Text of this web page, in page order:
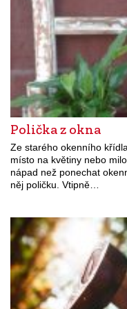
Polička z okna
Ze starého okenního
místo na květiny nebo
nápad než ponechat
něj poličku. Vtipně…